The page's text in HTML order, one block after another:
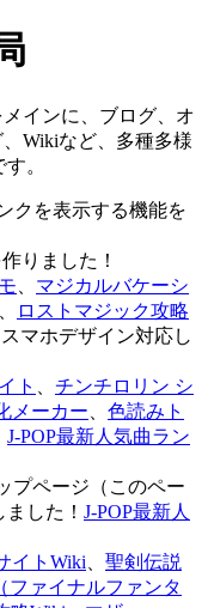
インに、ブログ、オ
Wikiなど、多種多様
。
クを表示する機能を
りました！
マジカルバケーシ
ロストマジック攻略
マホデザイン対応し
ト
チンチロリン シ
メーカー
色読みト
J-POP最新人気曲ラン
プページ（このペー
した！ J-POP最新人
イトWiki
聖剣伝説
ファイナルファンタ